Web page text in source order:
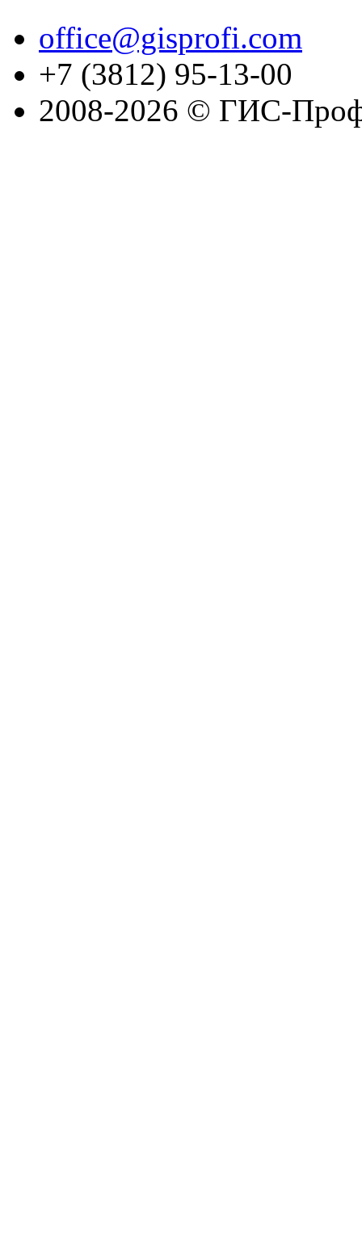
office@gisprofi.com
+7 (3812) 95-13-00
2008-2026 © ГИС-